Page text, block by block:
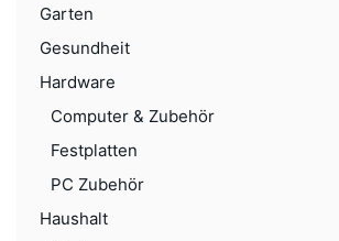
Garten
Gesundheit
Hardware
Computer & Zubehör
Festplatten
PC Zubehör
Haushalt